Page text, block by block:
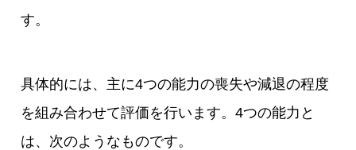
す。
具体的には、主に4つの能力の喪失や減退の程度
を組み合わせて評価を行います。4つの能力と
は、次のようなものです。